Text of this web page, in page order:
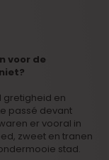
voor de
gretigheid en
passé devant
er vooral in
zweet en tranen
stad.